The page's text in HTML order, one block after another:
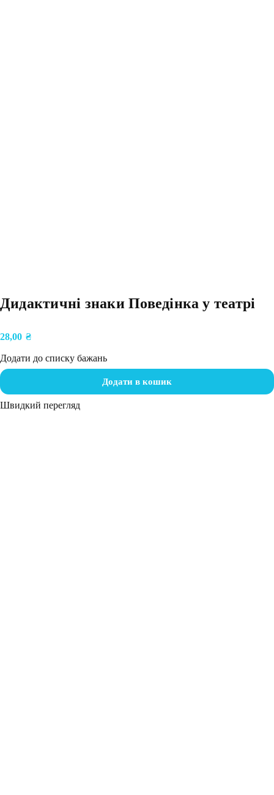
Дидактичні знаки Поведінка у театрі
28,00 ₴
Додати до списку бажань
Додати в кошик
Швидкий перегляд